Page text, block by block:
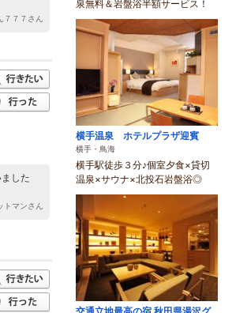
７７７さん
した
トマンさん
泉無料＆岩盤浴半額サービス！
横手温泉 ホテルプラザ迎賓
横手・鳥海
横手駅徒歩３分♪個室夕食×貸切
温泉×サウナ×北投石岩盤浴◎